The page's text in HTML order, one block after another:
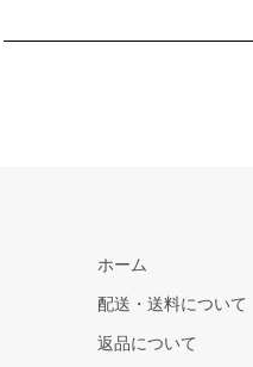
ホーム
配送・送料について
返品について